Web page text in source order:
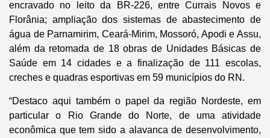
encravado no leito da BR-226, entre Currais Novos e
Florânia; ampliação dos sistemas de abastecimento de
água de Parnamirim, Ceará-Mirim, Mossoró, Apodi e Assu,
além da retomada de 18 obras de Unidades Básicas de
Saúde em 14 cidades e a finalização de 111 escolas,
creches e quadras esportivas em 59 municípios do RN.
“Destaco aqui também o papel da região Nordeste, em
particular o Rio Grande do Norte, de uma atividade
econômica que tem sido a alavanca de desenvolvimento,